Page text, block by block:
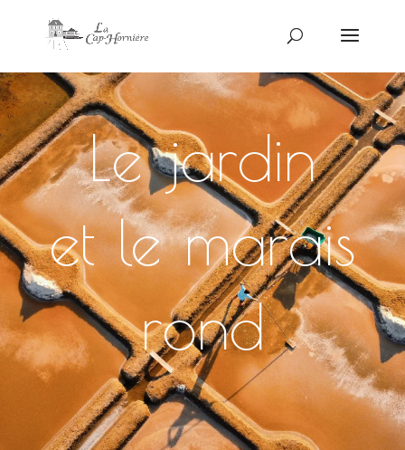
Le jardin
et le marais
rond